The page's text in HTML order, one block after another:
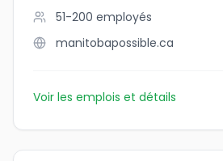
51-200 employés
manitobapossible.ca
Voir les emplois et détails